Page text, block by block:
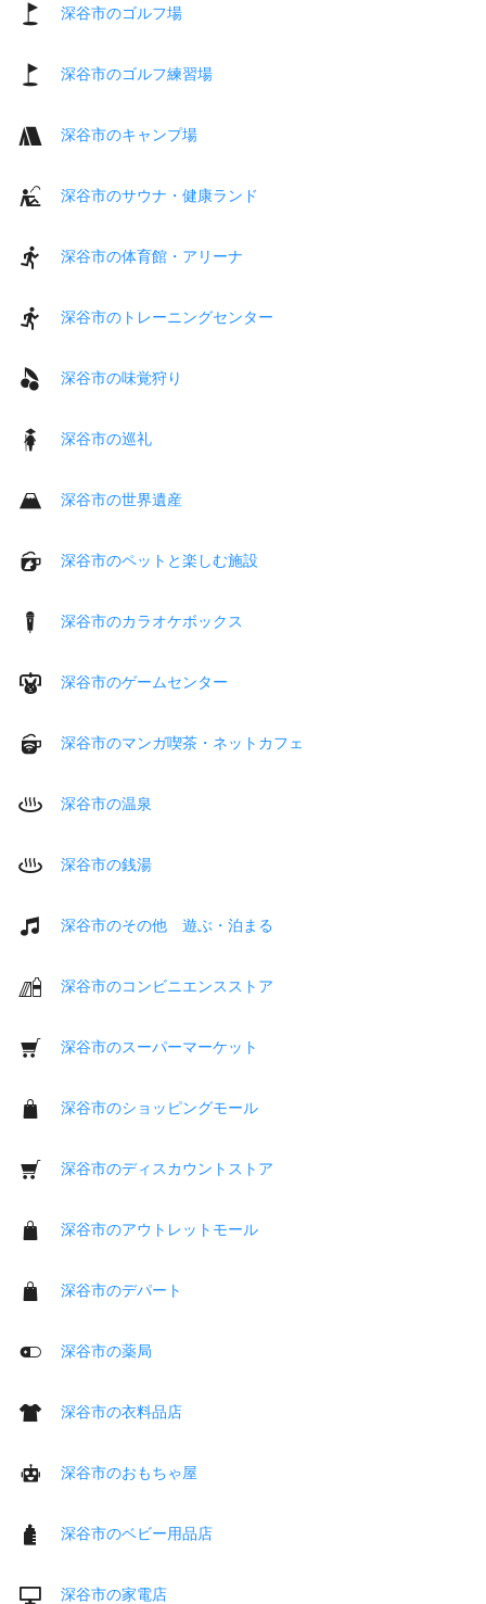
深谷市のゴルフ場
深谷市のゴルフ練習場
深谷市のキャンプ場
深谷市のサウナ・健康ランド
深谷市の体育館・アリーナ
深谷市のトレーニングセンター
深谷市の味覚狩り
深谷市の巡礼
深谷市の世界遺産
深谷市のペットと楽しむ施設
深谷市のカラオケボックス
深谷市のゲームセンター
深谷市のマンガ喫茶・ネットカフェ
深谷市の温泉
深谷市の銭湯
深谷市のその他 遊ぶ・泊まる
深谷市のコンビニエンスストア
深谷市のスーパーマーケット
深谷市のショッピングモール
深谷市のディスカウントストア
深谷市のアウトレットモール
深谷市のデパート
深谷市の薬局
深谷市の衣料品店
深谷市のおもちゃ屋
深谷市のベビー用品店
深谷市の家電店